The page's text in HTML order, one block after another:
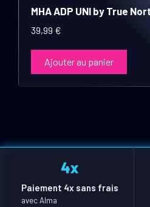
MHA ADP UNI by True
39,99 €
Ajouter au panier
Paiement 4x sans frais
avec Alma